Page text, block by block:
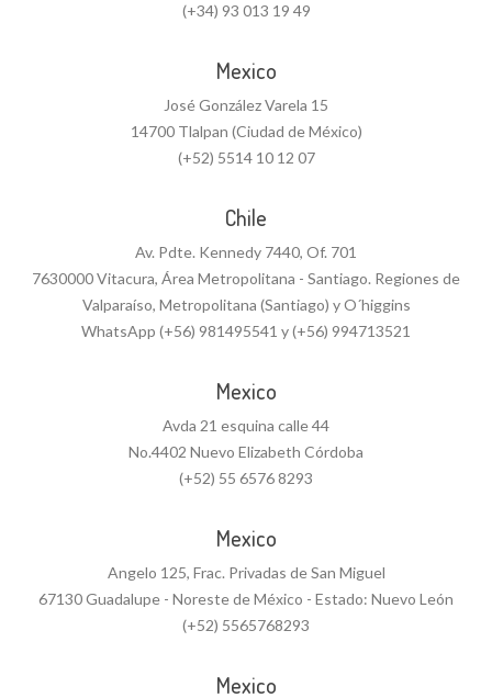
(+34) 93 013 19 49
Mexico
José González Varela 15
14700 Tlalpan (Ciudad de México)
(+52) 5514 10 12 07
Chile
Av. Pdte. Kennedy 7440, Of. 701
7630000 Vitacura, Área Metropolitana - Santiago. Regiones de
Valparaíso, Metropolitana (Santiago) y O´higgins
WhatsApp (+56) 981495541 y (+56) 994713521
Mexico
Avda 21 esquina calle 44
No.4402 Nuevo Elizabeth Córdoba
(+52) 55 6576 8293
Mexico
Angelo 125, Frac. Privadas de San Miguel
67130 Guadalupe - Noreste de México - Estado: Nuevo León
(+52) 5565768293
Mexico